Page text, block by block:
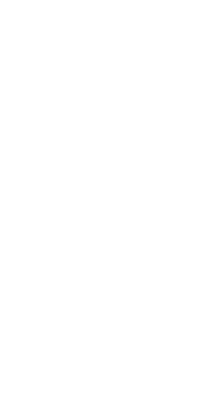
große Signalwirkung. Das Sparkassen-S
der Kreissparkasse Jessen